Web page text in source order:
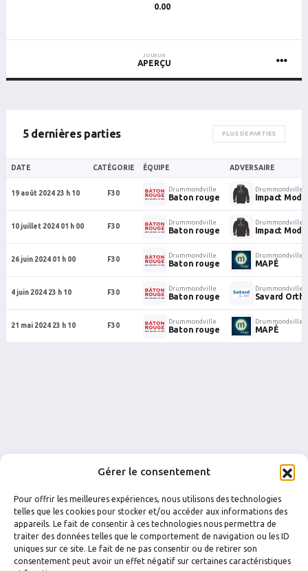
Gérer le consentement
Pour offrir les meilleures expériences, nous utilisons des technologies
telles que les cookies pour stocker et/ou accéder aux informations des
appareils. Le fait de consentir à ces technologies nous permettra de
traiter des données telles que le comportement de navigation ou les ID
uniques sur ce site. Le fait de ne pas consentir ou de retirer son
consentement peut avoir un effet négatif sur certaines caractéristiques
0.00
JOUEUR
APERÇU
5 dernières parties PLUS DE PARTIES
DATE CATÉGORIE ÉQUIPE ADVERSAIRE
19 août 2024 23 h 10 F30
Drummondville
Baton rouge
Drummondville
Impact
10 juillet 2024 01 h 00 F30
Drummondville
Baton rouge
Drummondville
Impact
26 juin 2024 01 h 00 F30
Drummondville
Baton rouge
Drummondville
MAPÉ
4 juin 2024 23 h 10 F30
Drummondville
Baton rouge
Drummondville
Savard
21 mai 2024 23 h 10 F30
Drummondville
Baton rouge
Drummondville
MAPÉ
FACEBOOK INSTAGRAM